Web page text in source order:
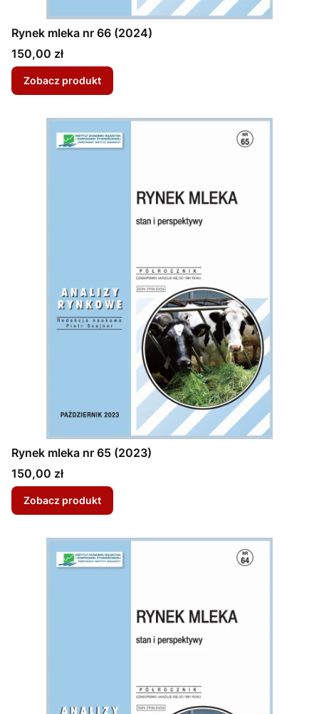
Rynek mleka nr 66 (2024)
Cena
150,00 zł
Zobacz produkt
Rynek mleka nr 65 (2023)
Cena
150,00 zł
Zobacz produkt